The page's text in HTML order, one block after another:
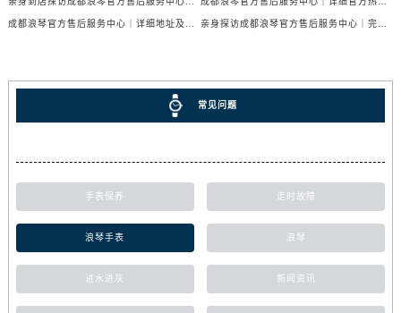
常见问题
手表保养 走时故障
浪琴手表 浪琴
进水进灰 新闻资讯